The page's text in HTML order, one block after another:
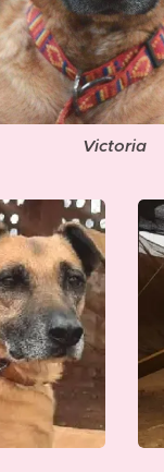
Victoria